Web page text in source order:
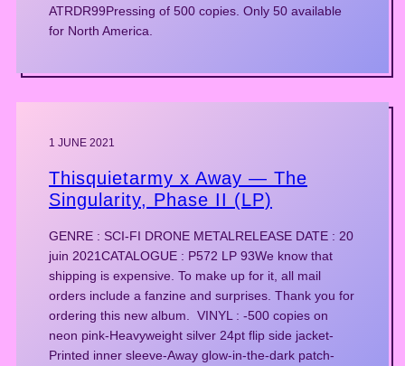
ATRDR99Pressing of 500 copies. Only 50 available
for North America.
1 JUNE 2021
Thisquietarmy x Away — The
Singularity, Phase II (LP)
GENRE : SCI-FI DRONE METALRELEASE DATE : 20
juin 2021CATALOGUE : P572 LP 93We know that
shipping is expensive. To make up for it, all mail
orders include a fanzine and surprises. Thank you for
ordering this new album. VINYL : -500 copies on
neon pink-Heavyweight silver 24pt flip side jacket-
Printed inner sleeve-Away glow-in-the-dark patch-